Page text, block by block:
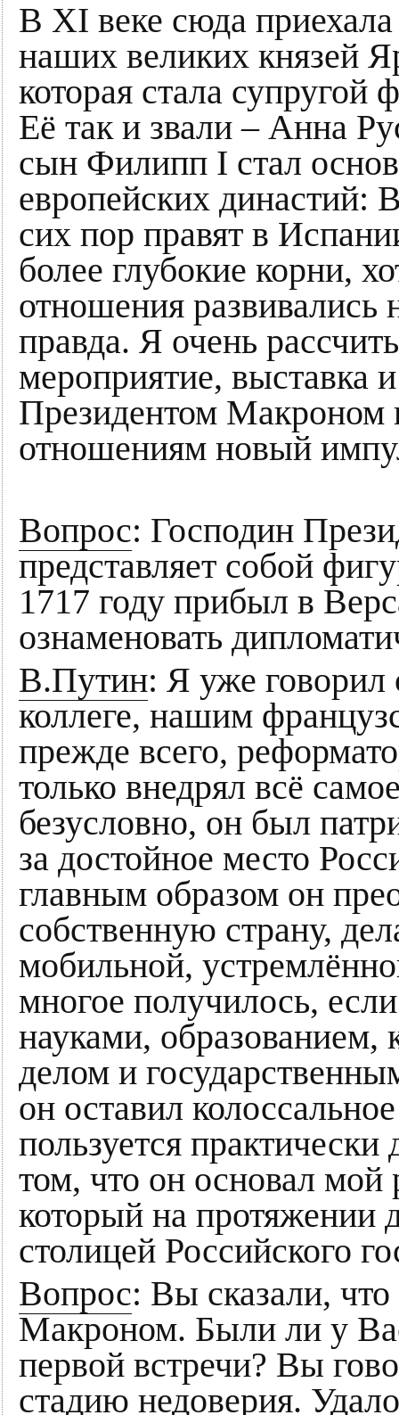
В XI веке сюда
наших великих князей
которая стала супругой
Её так и звали – Анна
сын Филипп I стал
европейских династий:
сих пор правят в
более глубокие корни,
отношения развивались
правда. Я очень
мероприятие, выставка
Президентом Макроном
отношениям новый
Вопрос: Господин
представляет собой
1717 году прибыл в
ознаменовать
В.Путин: Я уже говорил
коллеге, нашим
прежде всего,
только внедрял всё
безусловно, он был
за достойное место
главным образом он
собственную страну,
мобильной,
многое получилось,
науками, образованием,
делом и
он оставил
пользуется
том, что он основал мой
который на протяжении
столицей Российского
Вопрос: Вы сказали,
Макроном. Были ли у
первой встречи? Вы
стадию недоверия.